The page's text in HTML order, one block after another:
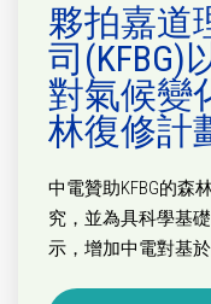
夥拍嘉道
司(KFBG)
對氣候變
林復修計
中電贊助KFBG的森
究，並為具科學基
示，增加中電對基